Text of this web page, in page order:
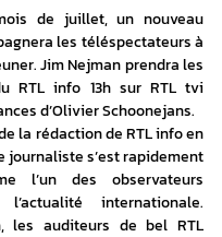
de juillet, un nouveau
les téléspectateurs à
Jim Nejman prendra les
RTL info 13h sur RTL tvi
d’Olivier Schoonejans.
la rédaction de RTL info en
journaliste s’est rapidement
l’un des observateurs
internationale.
les auditeurs de bel RTL